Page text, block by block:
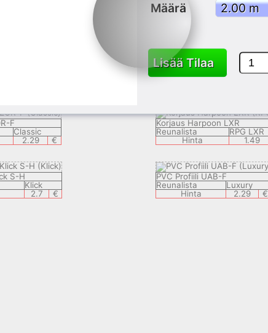
H
PVC Profiili ECF-F
Reunalista
Hinta
H
PVC Profiili teipillä
Reunalista
PVC + ADH
F
Classic
2.29 €
Korjaus Harpoon LXR
Reunalista
RPG LXR
Hinta
1.49
S-H
Klick
2.7 €
PVC Profiili UAB-F
Reunalista
Luxury
Hinta
2.29 €
Määrä
Lisää Tilaa